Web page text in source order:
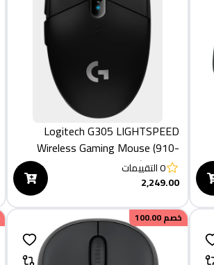
Logitech G305 LIGHTSPEED
Wireless Gaming Mouse (910-
005283)
0التقييمات
2,249.00
خصم100.00